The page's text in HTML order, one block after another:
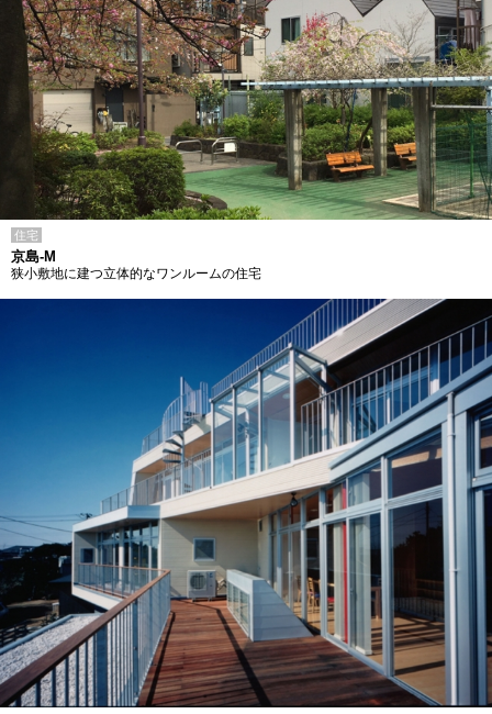
住宅
京島-M
狭小敷地に建つ立体的なワンルームの住宅